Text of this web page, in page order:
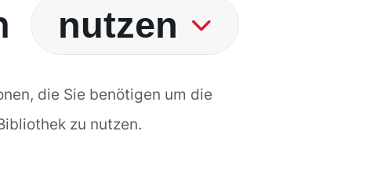
nutzen
nutzen
liefern
die Sie benötigen um die
zu nutzen.